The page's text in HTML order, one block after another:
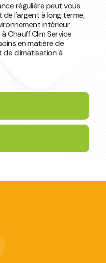
régulière peut vous
l'argent à long terme,
intérieur
Chauff Clim Service
en matière de
de climatisation à